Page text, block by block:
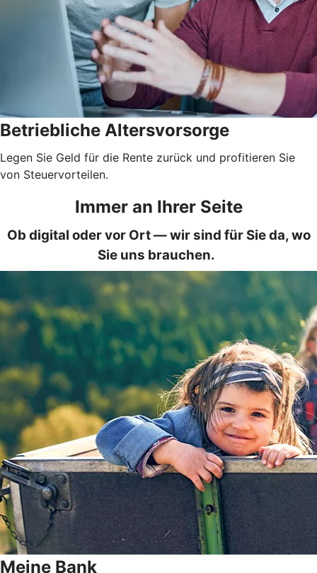
Betriebliche Altersvorsorge
Legen Sie Geld für die Rente zurück und profitieren Sie
von Steuervorteilen.
Immer an Ihrer Seite
Ob digital oder vor Ort — wir sind für Sie da, wo
Sie uns brauchen.
Meine Bank